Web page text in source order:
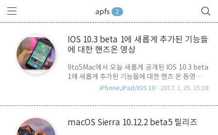
apfs 2
IOS 10.3 beta 1에 새롭게 추가된 기능들
에 대한 핸즈온 영상
9to5Mac에서 오늘 새롭게 공개된 IOS 10.3 beta
1에 새롭게 추가된 기능들에 대한 핸즈 온 동영상을
공개 했습니다. 간단히 정리를 해 보자면, 새로 추가
찾기에 새로 "AirPods 찾기" 추가. 2. Safari 앱에
용자 보안 설정 항목 추가. 4. Apple이 개발한 새로
iPhone,iPad/IOS 10 2017. 1. 25. 15:18
macOS Sierra 10.12.2 beta5 릴리즈